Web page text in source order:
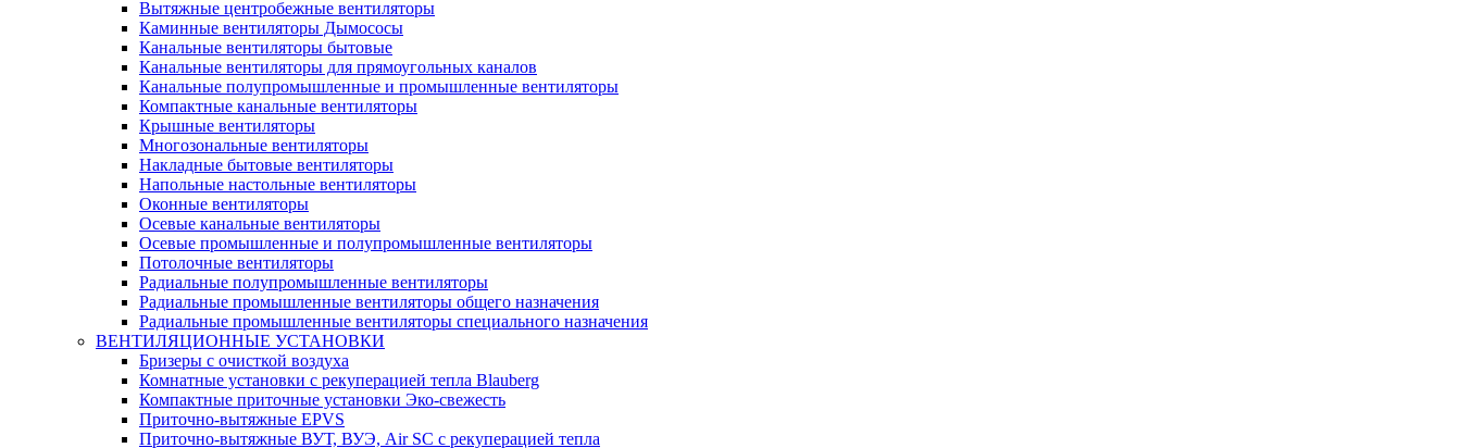
Вытяжные центробежные вентиляторы
Каминные вентиляторы Дымососы
Канальные вентиляторы бытовые
Канальные вентиляторы для прямоугольных каналов
Канальные полупромышленные и промышленные вентиляторы
Компактные канальные вентиляторы
Крышные вентиляторы
Многозональные вентиляторы
Накладные бытовые вентиляторы
Напольные настольные вентиляторы
Оконные вентиляторы
Осевые канальные вентиляторы
Осевые промышленные и полупромышленные вентиляторы
Потолочные вентиляторы
Радиальные полупромышленные вентиляторы
Радиальные промышленные вентиляторы общего назначения
Радиальные промышленные вентиляторы специального назначения
ВЕНТИЛЯЦИОННЫЕ УСТАНОВКИ
Бризеры с очисткой воздуха
Комнатные установки с рекуперацией тепла Blauberg
Компактные приточные установки Эко-свежесть
Приточно-вытяжные EPVS
Приточно-вытяжные ВУТ, ВУЭ, Air SC с рекуперацией тепла